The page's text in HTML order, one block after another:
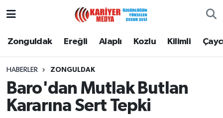
Zonguldak Ereğli Alaplı Kozlu Kilimli
HABERLER ZONGULDAK
Baro'dan Mutlak Butlan
Kararına Sert Tepki
Zonguldak
Alaplı
Kozlu
Zonguldak Nöbetçi Eczaneler
Zonguldak Namaz Vakitleri
Zonguldak Trafik Yoğunluk Haritası